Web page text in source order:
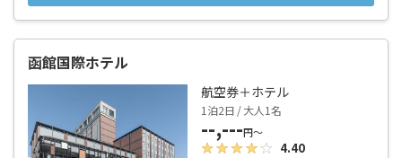
函館国際ホテル
航空券＋ホテル
1泊2日 / 大人1名
--,---円～
4.40